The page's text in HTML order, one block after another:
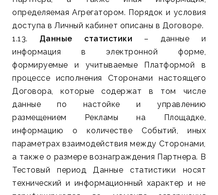
определяемая Агрегатором. Порядок и условия
доступа в Личный кабинет описаны в Договоре.
1.13. Данные статистики – данные и
информация в электронной форме,
формируемые и учитываемые Платформой в
процессе исполнения Сторонами настоящего
Договора, которые содержат в том числе
данные по настойке и управлению
размещением Рекламы на Площадке,
информацию о количестве Событий, иных
параметрах взаимодействия между Сторонами,
а также о размере вознаграждения Партнера. В
Тестовый период Данные статистики носят
технический и информационный характер и не